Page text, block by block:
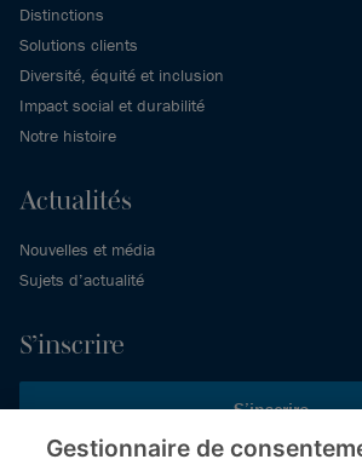
Distinctions
Solutions clients
Diversité, équité et inclusion
Impact social et durabilité
Notre histoire
Actualités
Nouvelles et média
Sujets d’actualité
S’inscrire
S’inscrire
Gestionnaire de